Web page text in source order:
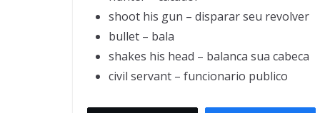
shoot his gun – disparar seu revolver
bullet – bala
shakes his head – balanca sua cabeca
civil servant – funcionario publico